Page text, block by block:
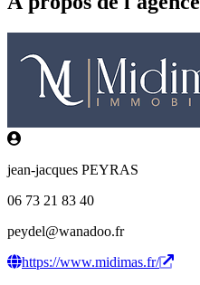
jean-jacques PEYRAS
06 73 21 83 40
peydel@wanadoo.fr
https://www.midimas.fr/